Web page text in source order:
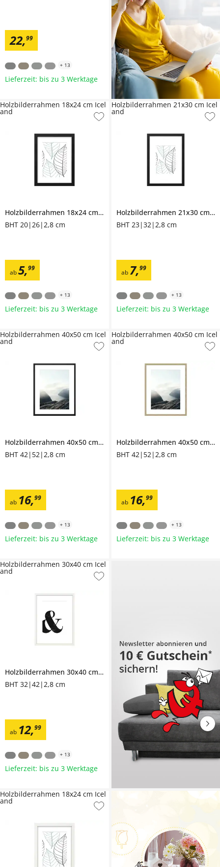
22,99
+ 13
Lieferzeit: bis zu 3 Werktage
Holzbilderrahmen 18x24 cmIceland
BHT 20|26|2,8 cm
ab5,99
Holzbilderrahmen 18x24 cm Icel
and
+ 13
Lieferzeit: bis zu 3 Werktage
Holzbilderrahmen 21x30 cm
BHT 23|32|2,8 cm
ab 7,99
Holzbilderrahmen 21x30 cm Icel
and
+ 13
Lieferzeit: bis zu 3 Werktage
Holzbilderrahmen 40x50 cmIceland
BHT 42|52|2,8 cm
ab 16,99
Holzbilderrahmen 40x50 cm Icel
and
+ 13
Lieferzeit: bis zu 3 Werktage
Holzbilderrahmen 40x50 cm
BHT 42|52|2,8 cm
ab 16,99
Holzbilderrahmen 40x50 cm Icel
and
+ 13
Lieferzeit: bis zu 3 Werktage
Holzbilderrahmen 30x40 cmIceland
BHT 32|42|2,8 cm
ab 12,99
Holzbilderrahmen 30x40 cm Icel
and
+ 13
Lieferzeit: bis zu 3 Werktage
Holzbilderrahmen 18x24 cm Icel
and